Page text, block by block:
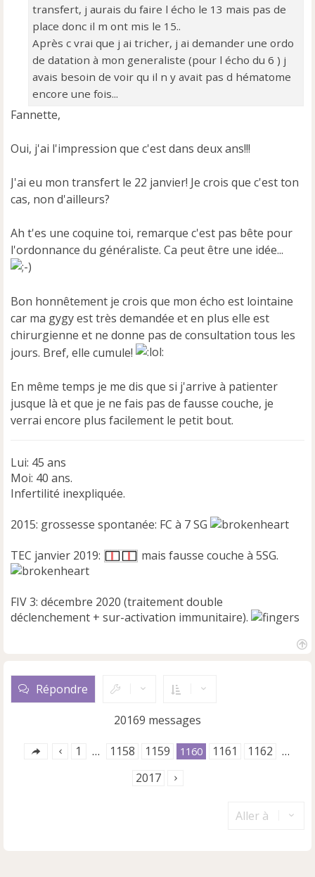
transfert, j aurais du faire l écho le 13 mais pas de
place donc il m ont mis le 15..
Après c vrai que j ai tricher, j ai demander une ordo
de datation à mon generaliste (pour l écho du 6 ) j
avais besoin de voir qu il n y avait pas d hématome
encore une fois...
Fannette,
Oui, j'ai l'impression que c'est dans deux ans!!!
J'ai eu mon transfert le 22 janvier! Je crois que c'est ton
cas, non d'ailleurs?
Ah t'es une coquine toi, remarque c'est pas bête pour
l'ordonnance du généraliste. Ca peut être une idée...
Bon honnêtement je crois que mon écho est lointaine
car ma gygy est très demandée et en plus elle est
chirurgienne et ne donne pas de consultation tous les
jours. Bref, elle cumule!
En même temps je me dis que si j'arrive à patienter
jusque là et que je ne fais pas de fausse couche, je
verrai encore plus facilement le petit bout.
Lui: 45 ans
Moi: 40 ans.
Infertilité inexpliquée.
2015: grossesse spontanée: FC à 7 SG
TEC janvier 2019:
mais fausse couche à 5SG.
FIV 3: décembre 2020 (traitement double
déclenchement + sur-activation immunitaire).
Répondre
20169 messages
1 … 1158 1159 1160 1161 1162 …
2017
Aller à